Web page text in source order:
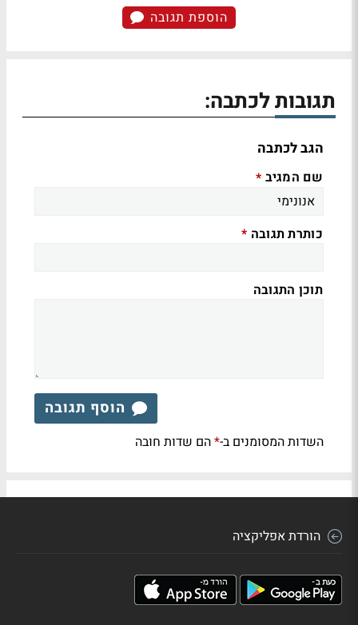
הוספת תגובה
תגובות לכתבה:
הגב לכתבה
שם המגיב *
כותרת תגובה *
תוכן התגובה
הוסף תגובה
השדות המסומנים ב-*הם שדות חובה
הורדת אפליקציה